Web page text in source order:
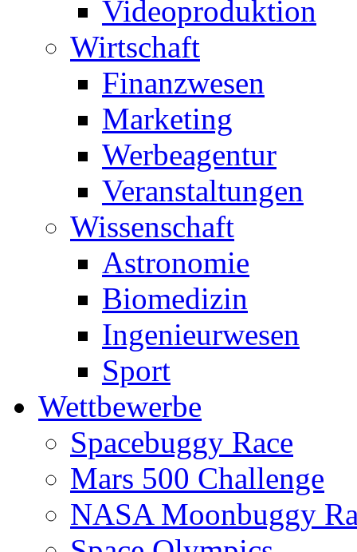
Videoproduktion
Wirtschaft
Finanzwesen
Marketing
Werbeagentur
Veranstaltungen
Wissenschaft
Astronomie
Biomedizin
Ingenieurwesen
Sport
Wettbewerbe
Spacebuggy Race
Mars 500 Challenge
NASA Moonbuggy